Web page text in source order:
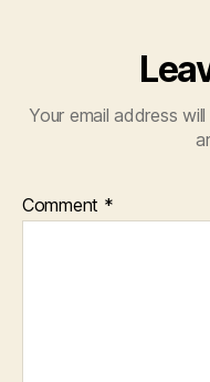
Your email address
Comment *